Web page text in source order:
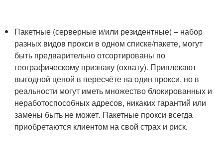
Пакетные (серверные и/или резидентные) – набор
разных видов прокси в одном списке/пакете, могут
быть предварительно отсортированы по
географическому признаку (охвату). Привлекают
выгодной ценой в пересчёте на один прокси, но в
реальности могут иметь множество блокированных и
неработоспособных адресов, никаких гарантий или
замены быть не может. Пакетные прокси всегда
приобретаются клиентом на свой страх и риск.